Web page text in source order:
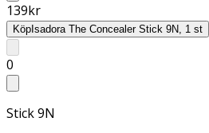
139kr
KöpIsadora The Concealer Stick 9N, 1 st
0
Stick 9N